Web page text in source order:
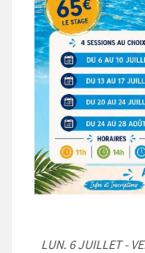
LUN. 6 JUILLET -